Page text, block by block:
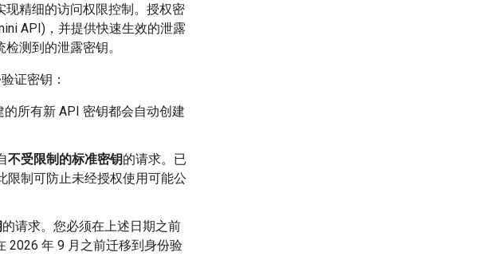
精细的访问权限控制。授权密
API)，并提供快速生效的泄露
测到的泄露密钥。
证密钥：
的所有新 API 密钥都会自动创建
不受限制的标准密钥的请求。已
限制可防止未经授权使用可能公
的请求。您必须在上述日期之前
2026 年 9 月之前迁移到身份验